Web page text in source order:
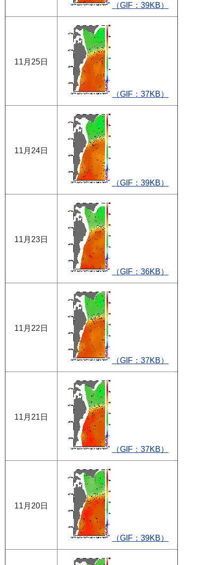
（GIF：39KB）
11月25日
（GIF：37KB）
11月24日
（GIF：39KB）
11月23日
（GIF：36KB）
11月22日
（GIF：37KB）
11月21日
（GIF：37KB）
11月20日
（GIF：39KB）